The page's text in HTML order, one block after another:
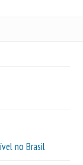
no Brasil